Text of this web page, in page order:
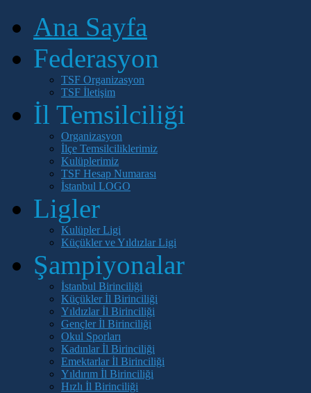
Ana Sayfa
Federasyon
TSF Organizasyon
TSF İletişim
İl Temsilciliği
Organizasyon
İlçe Temsilciliklerimiz
Kulüplerimiz
TSF Hesap Numarası
İstanbul LOGO
Ligler
Kulüpler Ligi
Küçükler ve Yıldızlar Ligi
Şampiyonalar
İstanbul Birinciliği
Küçükler İl Birinciliği
Yıldızlar İl Birinciliği
Gençler İl Birinciliği
Okul Sporları
Kadınlar İl Birinciliği
Emektarlar İl Birinciliği
Yıldırım İl Birinciliği
Hızlı İl Birinciliği